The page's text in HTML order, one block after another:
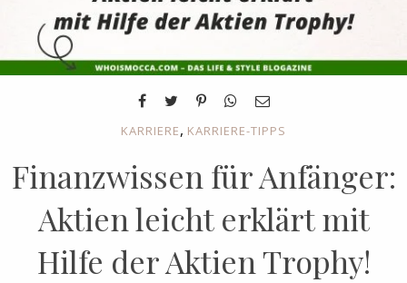
KARRIERE, KARRIERE-TIPPS
Finanzwissen für Anfänger:
Aktien leicht erklärt mit
Hilfe der Aktien Trophy!